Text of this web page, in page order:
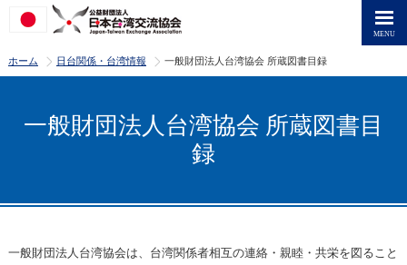
ホーム >
日台関係・台湾情報 >
一般財団法人台湾協会 所蔵図書目録
一般財団法人台湾協会 所蔵図書目
録
一般財団法人台湾協会は、台湾関係者相互の連絡・親睦・共栄を図ること